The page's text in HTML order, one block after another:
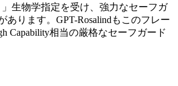
」生物学指定を受け、強力なセーフガ
あります。GPT-Rosalindもこのフレー
Capability相当の厳格なセーフガード